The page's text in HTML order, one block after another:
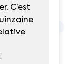
C’est